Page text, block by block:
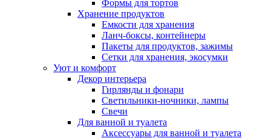
Формы для тортов
Хранение продуктов
Емкости для хранения
Ланч-боксы, контейнеры
Пакеты для продуктов, зажимы
Сетки для хранения, экосумки
Уют и комфорт
Декор интерьера
Гирлянды и фонари
Светильники-ночники, лампы
Свечи
Для ванной и туалета
Аксессуары для ванной и туалета